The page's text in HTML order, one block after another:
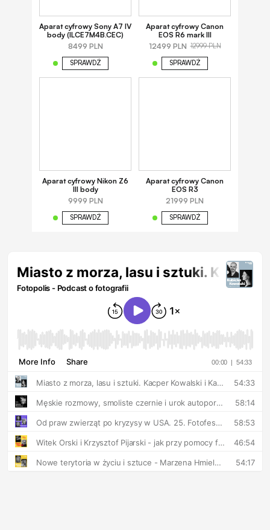
Aparat cyfrowy Sony A7 IV
body (ILCE7M4B.CEC)
8499 PLN
SPRAWDŹ
Aparat cyfrowy Canon
EOS R6 mark III
12499 PLN 12999 PLN
SPRAWDŹ
Aparat cyfrowy Nikon Z6
III body
9999 PLN
SPRAWDŹ
Aparat cyfrowy Canon
EOS R3
21999 PLN
SPRAWDŹ